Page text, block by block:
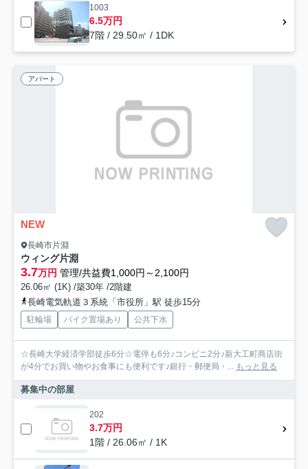
1003
6.5万円
7階 / 29.50㎡ / 1DK
アパート
NEW
長崎市片淵
ウィング片淵
3.7万円 管理/共益費1,000円～2,100円
26.06㎡ (1K) /築30年 /2階建
長崎電気軌道３系統「市役所」駅 徒歩15分
駐輪場 バイク置場あり 公共下水
☆長崎大学経済学部徒歩6分☆電停も6分♪コンビニ2分♪新大工町商店街
が4分でお買い物やお食事にも便利です♪銀行・郵便局・... もっと見る
募集中の部屋
202
3.7万円
1階 / 26.06㎡ / 1K